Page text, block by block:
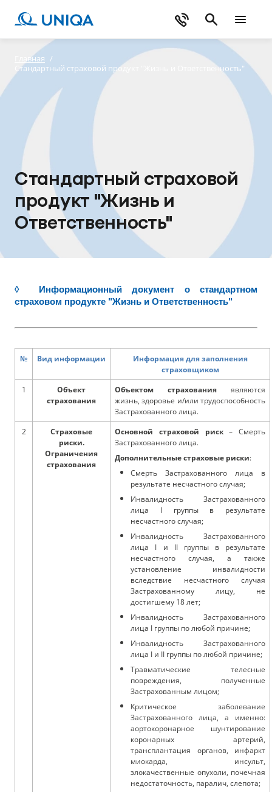
Главная /
Стандартный страховой продукт "Жизнь и Ответственность"
Стандартный страховой
продукт "Жизнь и
Ответственность"
◊ Информационный документ о стандартном
страховом продукте "Жизнь и Ответственность"
№ Вид информации
Информация для заполнения
страховщиком
1
Объект
страхования
Объектом страхования являются
жизнь, здоровье и/или трудоспособность
Застрахованного лица.
2
Страховые
риски.
Ограничения
страхования
Основной страховой риск– Смерть
Застрахованного лица.
Дополнительные страховые риски:
Смерть Застрахованного лица в
результате несчастного случая;
Инвалидность Застрахованного
лица I группы в результате
несчастного случая;
Инвалидность Застрахованного
лица I и II группы в результате
несчастного случая, а также
установление инвалидности
вследствие несчастного случая
Застрахованному лицу, не
достигшему 18 лет;
Инвалидность Застрахованного
лица I группы по любой причине;
Инвалидность Застрахованного
лица I и II группы по любой причине;
Травматические телесные
повреждения, полученные
Застрахованным лицом;
Критическое заболевание
Застрахованного лица, а именно:
аортокоронарное шунтирование
коронарных артерий,
трансплантация органов, инфаркт
миокарда, инсульт,
злокачественные опухоли, почечная
недостаточность, паралич, слепота;